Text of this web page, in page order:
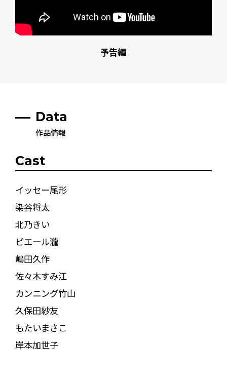
予告編
Data
作品情報
Cast
イッセー尾形
染谷将太
北乃きい
ピエール瀧
嶋田久作
佐々木すみ江
カンニング竹山
久保田紗友
もたいまさこ
岸本加世子